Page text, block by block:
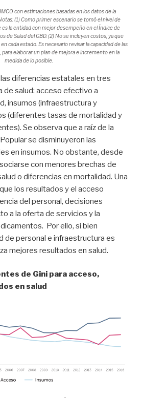
con estimaciones basadas en los datos de la
(1) Como primer escenario se tomó el nivel de
es la entidad con mejor desempeño en el Índice de
de Salud del GBD. (2) No se incluyen costos, ya que
cada estado. Es necesario revisar la capacidad de las
para elaborar un plan de mejora e incremento en la
medida de lo posible.
diferencias estatales en tres
de salud: acceso efectivo a
insumos (infraestructura y
(diferentes tasas de mortalidad y
Se observa que a raíz de la
se disminuyeron las
en insumos. No obstante, desde
con menores brechas de
o diferencias en mortalidad. Una
los resultados y el acceso
del personal, decisiones
a la oferta de servicios y la
Por ello, si bien
de personal e infraestructura es
mejores resultados en salud.
de Gini para acceso,
en salud